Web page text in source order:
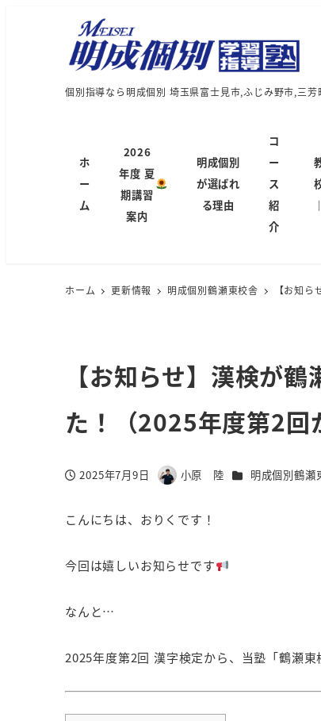
個別指導なら明成個別 埼玉県富士見市,ふじみ野市,三
ホ
ー
ム
2026
年度 夏
期講習
案内
明成個別
が選ばれ
る理由
コ
ー
ス
紹
介
ホーム 更新情報 明成個別鶴瀬東校舎 【お知
【お知らせ】漢検が
た！（2025年度第2回
投稿日
2025年7月9日
著
小原 陸 カテゴリー
明成個別鶴瀬
こんにちは、おりくです！
今回は嬉しいお知らせです
なんと…
2025年度第2回 漢字検定から、当塾「鶴瀬